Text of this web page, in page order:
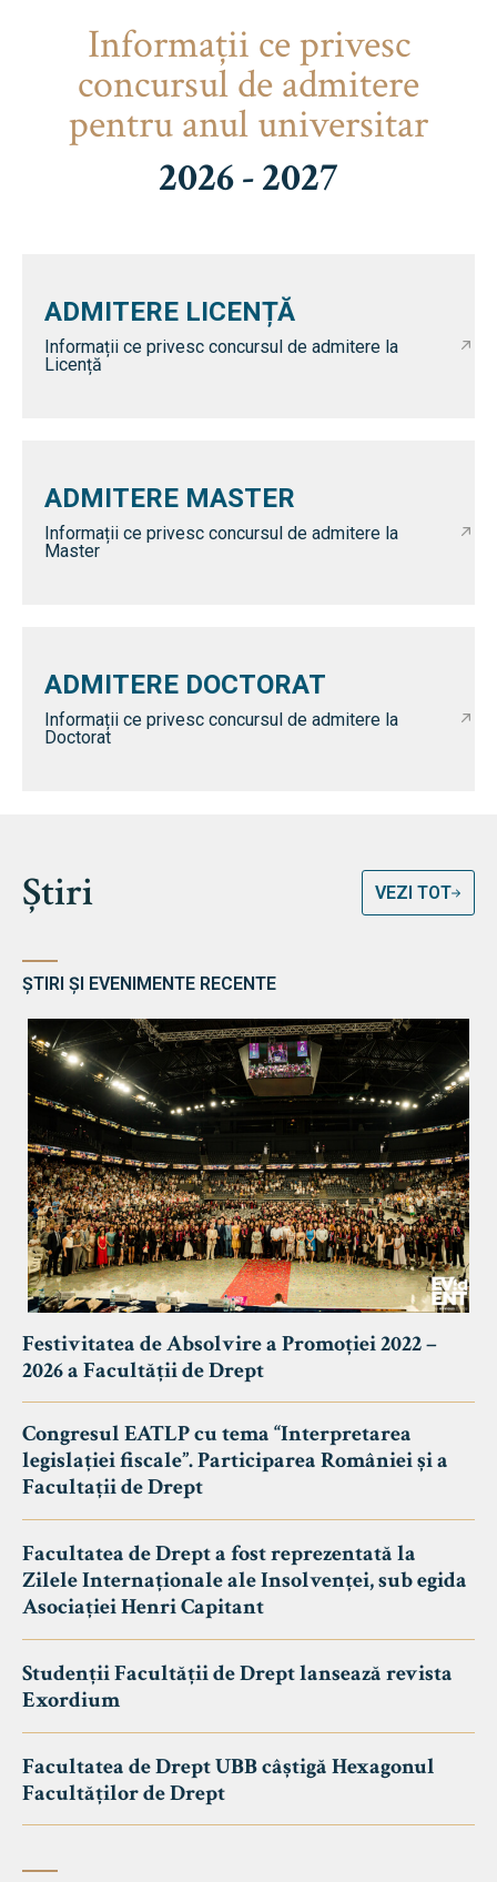
Informaţii ce privesc
concursul de admitere
pentru anul universitar
2026 - 2027
ADMITERE LICENȚĂ
Informații ce privesc concursul de admitere la
Licență
ADMITERE MASTER
Informații ce privesc concursul de admitere la
Master
ADMITERE DOCTORAT
Informații ce privesc concursul de admitere la
Doctorat
Știri VEZI TOT
ȘTIRI ȘI EVENIMENTE RECENTE
Festivitatea de Absolvire a Promoției 2022 –
2026 a Facultății de Drept
Congresul EATLP cu tema “Interpretarea
legislației fiscale”. Participarea României și a
Facultații de Drept
Facultatea de Drept a fost reprezentată la
Zilele Internaționale ale Insolvenței, sub egida
Asociației Henri Capitant
Studenții Facultății de Drept lansează revista
Exordium
Facultatea de Drept UBB câștigă Hexagonul
Facultăților de Drept